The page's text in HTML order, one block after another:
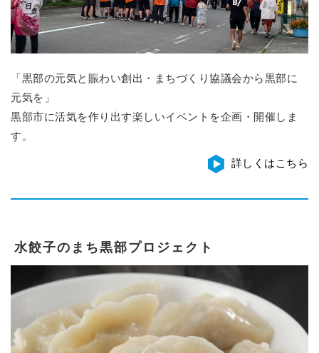
「黒部の元気と賑わい創出・まちづくり協議会から黒部に
元気を」
黒部市に活気を作り出す楽しいイベントを企画・開催しま
す。
詳しくはこちら
水餃子のまち黒部プロジェクト